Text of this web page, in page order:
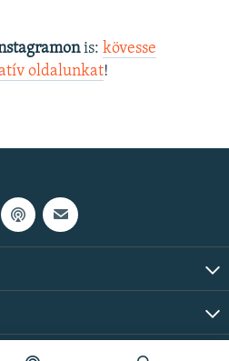
is: kövesse
oldalunkat! ​